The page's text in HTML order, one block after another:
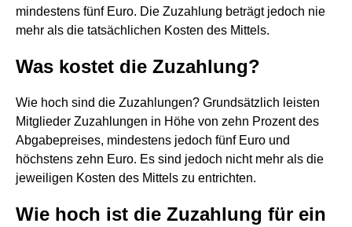
mindestens fünf Euro. Die Zuzahlung beträgt jedoch nie
mehr als die tatsächlichen Kosten des Mittels.
Was kostet die Zuzahlung?
Wie hoch sind die Zuzahlungen? Grundsätzlich leisten
Mitglieder Zuzahlungen in Höhe von zehn Prozent des
Abgabepreises, mindestens jedoch fünf Euro und
höchstens zehn Euro. Es sind jedoch nicht mehr als die
jeweiligen Kosten des Mittels zu entrichten.
Wie hoch ist die Zuzahlung für ein